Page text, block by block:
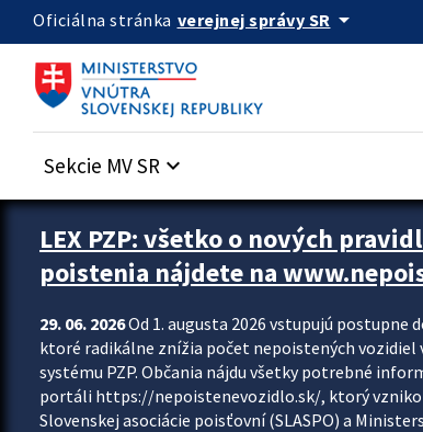
Preskocit na hlavný obsah
Oficiálna stránka verejnej správy SR arrow_drop_down
Sekcie MV SR keyboard_arrow_down
Zastavit automatický posun upútavok
LEX PZP: všetko o nových
poistenia nájdete na
29. 06. 2026Od 1. augusta 2026 vstupujú postupne
ktoré radikálne znížia počet nepoistených vozidiel
systému PZP. Občania nájdu všetky potrebné
portáli https://nepoistenevozidlo.sk/, ktorý
Slovenskej asociácie poisťovní (SLASPO) a